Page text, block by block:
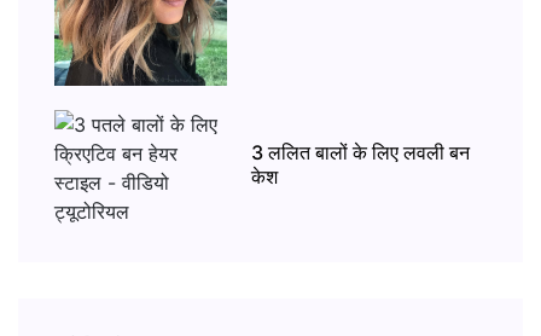
3 ललित बालों के लिए लवली बन
केश